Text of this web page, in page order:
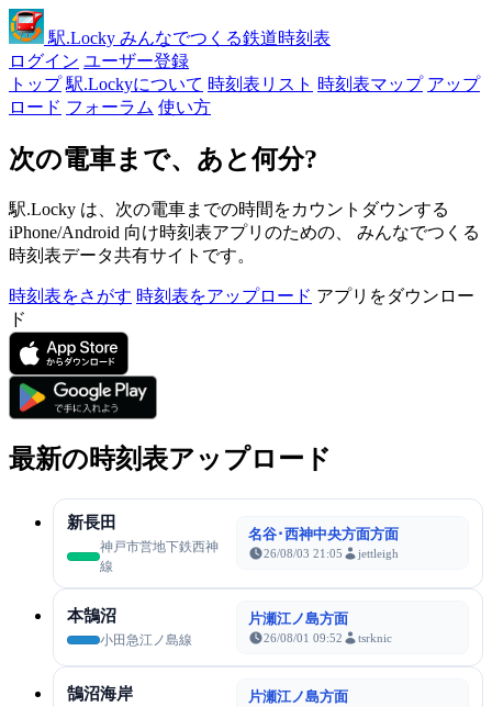
駅.Locky みんなでつくる鉄道時刻表
ログイン ユーザー登録
トップ 駅.Lockyについて 時刻表リスト 時刻表マップ アップ
ロード フォーラム 使い方
次の電車まで、あと何分?
駅.Locky は、次の電車までの時間をカウントダウンする
iPhone/Android 向け時刻表アプリのための、 みんなでつくる
時刻表データ共有サイトです。
時刻表をさがす 時刻表をアップロード アプリをダウンロー
ド
最新の時刻表アップロード
新長田
神戸市営地下鉄西神
線
名谷･西神中央方面方面
26/08/03 21:05 jettleigh
本鵠沼
小田急江ノ島線
片瀬江ノ島方面
26/08/01 09:52 tsrknic
鵠沼海岸 片瀬江ノ島方面